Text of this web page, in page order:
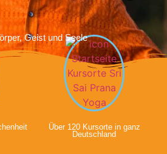
Geist und Seele
Über 120 Kursorte in ganz
Deutschland